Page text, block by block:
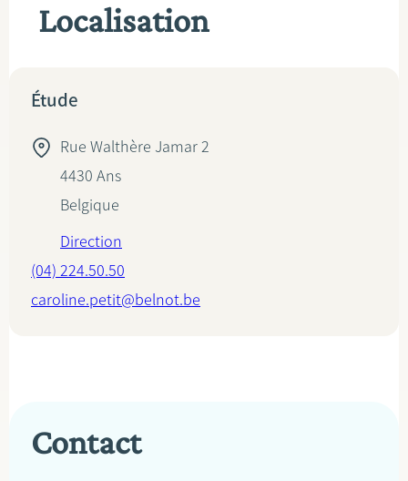
Localisation
Étude
Rue Walthère Jamar 2
4430 Ans
Belgique
Direction
(04) 224.50.50
caroline.petit@belnot.be
Contact